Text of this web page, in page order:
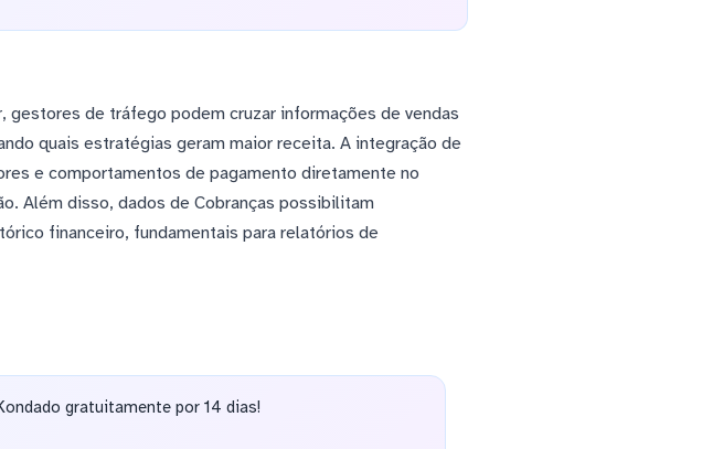
gestores de tráfego podem cruzar informações de vendas
quais estratégias geram maior receita. A integração de
e comportamentos de pagamento diretamente no
Além disso, dados de Cobranças possibilitam
financeiro, fundamentais para relatórios de
gratuitamente por 14 dias!